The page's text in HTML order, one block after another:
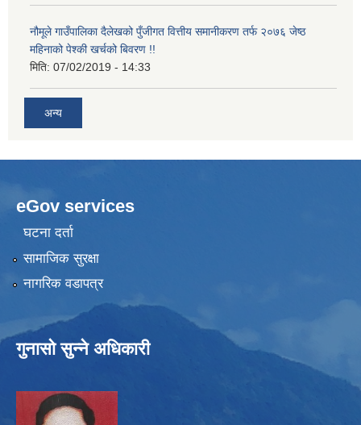
नौमूले गाउँपालिका दैलेखको पुँजीगत वित्तीय समानीकरण तर्फ २०७६ जेष्ठ
महिनाको पेश्की खर्चको बिवरण !!
मिति: 07/02/2019 - 14:33
अन्य
eGov services
घटना दर्ता
सामाजिक सुरक्षा
नागरिक वडापत्र
गुनासो सुन्ने अधिकारी